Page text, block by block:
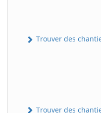
Trouver des
Trouver des